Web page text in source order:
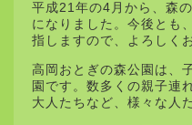
平成21年の4月から、森
になりました。今後とも
指しますので、よろしく
高岡おとぎの森公園は、
園です。数多くの親子連
大人たちなど、様々な人